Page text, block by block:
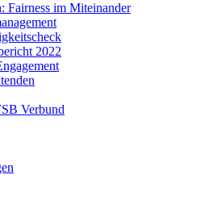
Fairness im Miteinander
2022
Verbund